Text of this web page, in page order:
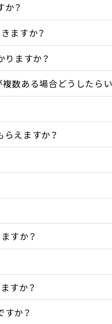
？
ますか？
りますか？
数ある場合どうしたら
えますか？
すか？
すか？
か？